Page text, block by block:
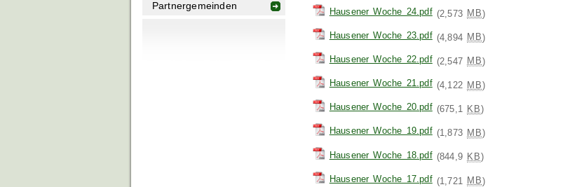
Partnergemeinden
Hausener Woche 24.pdf (2,573 MB)
Hausener Woche 23.pdf (4,894 MB)
Hausener Woche 22.pdf (2,547 MB)
Hausener Woche 21.pdf (4,122 MB)
Hausener Woche 20.pdf (675,1 KB)
Hausener Woche 19.pdf (1,873 MB)
Hausener Woche 18.pdf (844,9 KB )
Hausener Woche 17.pdf (1,721 MB)